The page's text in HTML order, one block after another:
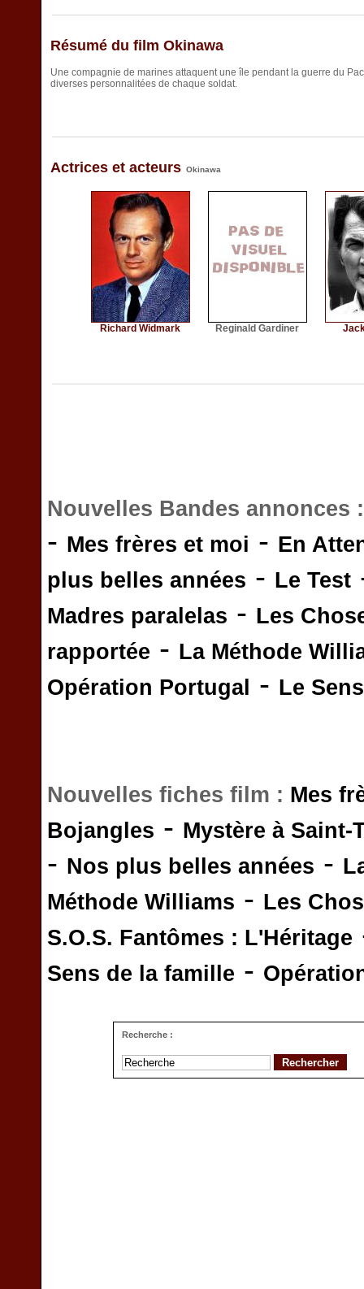
Résumé du film Okinawa
Une compagnie de marines attaquent une île pendant la guerre du
diverses personnalitées de chaque soldat.
Actrices et acteurs Okinawa
Richard Widmark Reginald Gardiner
Nouvelles Bandes annonces
- Mes frères et moi - En
plus belles années - Le Test
Madres paralelas - Les
rapportée - La Méthode
Opération Portugal
- Le
Nouvelles fiches film : Mes
Bojangles - Mystère à Saint-
- Nos plus belles années -
Méthode Williams - Les
S.O.S. Fantômes : L'Héritage
Sens de la famille -
Recherche :